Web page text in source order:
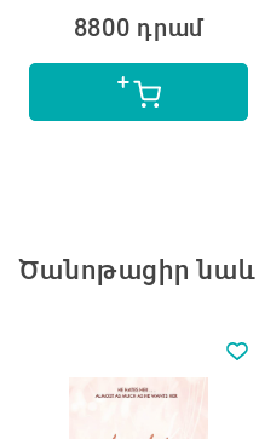
8800 դրամ
Ծանոթացիր նաև